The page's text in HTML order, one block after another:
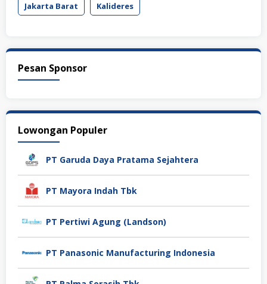
Jakarta Barat Kalideres
Pesan Sponsor
Lowongan Populer
PT Garuda Daya Pratama Sejahtera
PT Mayora Indah Tbk
PT Pertiwi Agung (Landson)
PT Panasonic Manufacturing Indonesia